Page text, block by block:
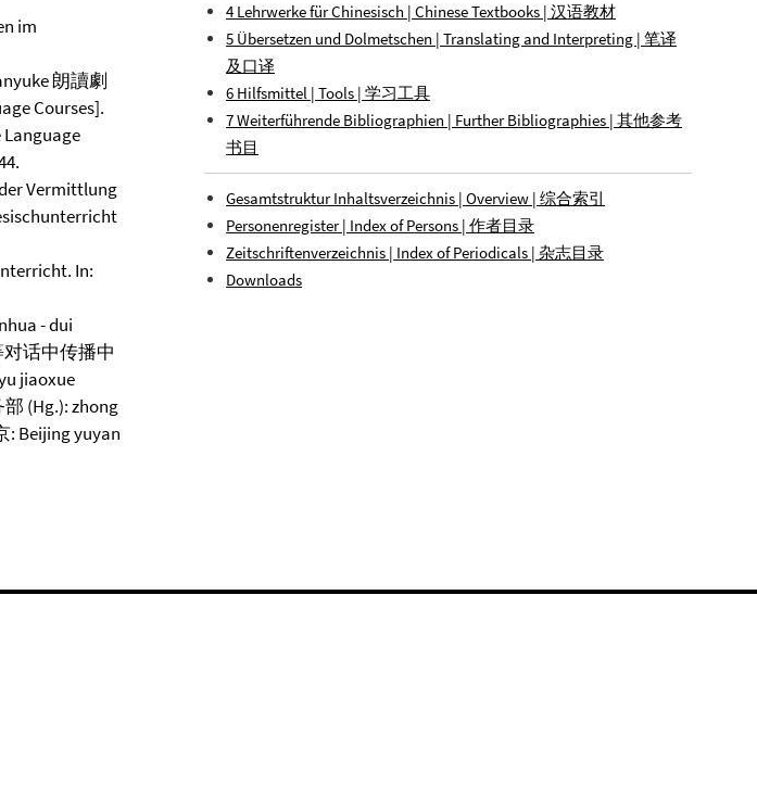
im
朗讀劇
Courses].
Vermittlung
In:
- dui
对话中传播中
jiaoxue
(Hg.): zhong
Beijing yuyan
4 Lehrwerke für Chinesisch | Chinese Textbooks | 汉语教材
5 Übersetzen und Dolmetschen | Translating and Interpreting | 笔译
及口译
6 Hilfsmittel | Tools | 学习工具
7 Weiterführende Bibliographien | Further Bibliographies | 其他参考
书目
Gesamtstruktur Inhaltsverzeichnis | Overview | 综合索引
Personenregister | Index of Persons | 作者目录
Zeitschriftenverzeichnis | Index of Periodicals | 杂志目录
Downloads